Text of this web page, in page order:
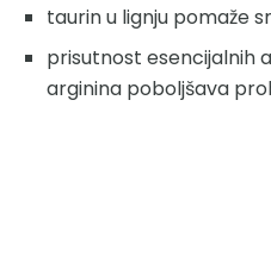
taurin u lignju pomaže
prisutnost esencijalnih
arginina poboljšava